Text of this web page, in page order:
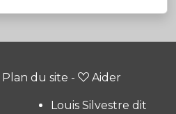
Plan du site - Aider
Louis Silvestre dit